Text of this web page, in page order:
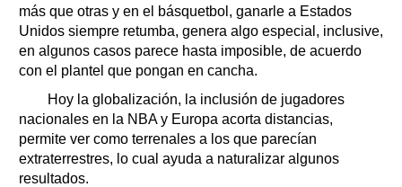
más que otras y en el básquetbol, ganarle a Estados
Unidos siempre retumba, genera algo especial, inclusive,
en algunos casos parece hasta imposible, de acuerdo
con el plantel que pongan en cancha.
Hoy la globalización, la inclusión de jugadores
nacionales en la NBA y Europa acorta distancias,
permite ver como terrenales a los que parecían
extraterrestres, lo cual ayuda a naturalizar algunos
resultados.